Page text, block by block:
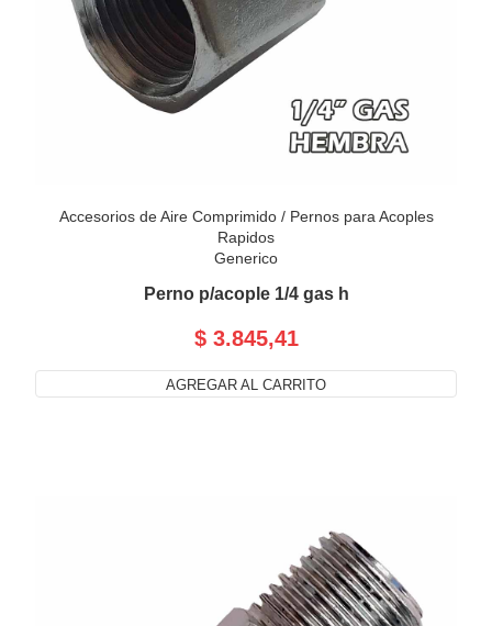
Accesorios de Aire Comprimido/ Pernos para Acoples
Rapidos
Generico
Perno p/acople 1/4 gas h
$ 3.845,41
AGREGAR AL CARRITO